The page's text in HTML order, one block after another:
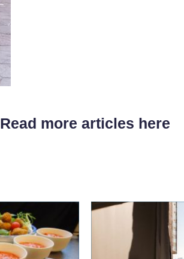
Read more articles here